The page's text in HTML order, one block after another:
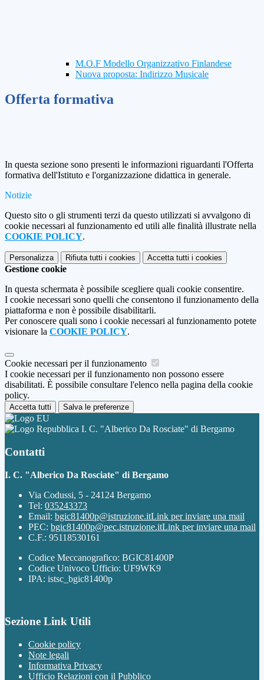
M.O.F Modello Organizzativo Finlandese
Nuova proposta: Indirizzo Musicale
Offerta formativa
In questa sezione sono presenti le informazioni riguardanti l'Offerta
formativa dell'Istituto e l'organizzazione didattica in generale.
Notizie
Questo sito o gli strumenti terzi da questo utilizzati si avvalgono di
cookie necessari al funzionamento ed utili alle finalità illustrate nella
COOKIE POLICY.
Personalizza Rifiuta tutti i cookies Accetta tutti i cookies
Gestione cookie
In questa schermata è possibile scegliere quali cookie consentire.
I cookie necessari sono quelli che consentono il funzionamento della
piattaforma e non è possibile disabilitarli.
Per conoscere quali sono i cookie necessari al funzionamento potete
visionare la COOKIE POLICY.
Cookie necessari per il funzionamento
I cookie necessari per il funzionamento non possono essere
disabilitati. È possibile consultare l'elenco nella pagina della cookie
policy.
Accetta tutti Salva le preferenze
I. C. "Alberico Da Rosciate" di Bergamo
Contatti
I. C. "Alberico Da Rosciate" di Bergamo
Via Codussi, 5 - 24124 Bergamo
Tel: 035243373
Email: bgic81400p@istruzione.itLink per inviare una mail
PEC: bgic81400p@pec.istruzione.itLink per inviare una mail
C.F.: 95118530161
Codice Meccanografico: BGIC81400P
Codice Univoco Ufficio: UF9WK9
IPA: istsc_bgic81400p
Sezione Link Utili
Cookie policy
Note legali
Informativa Privacy
Ufficio Relazioni con il Pubblico